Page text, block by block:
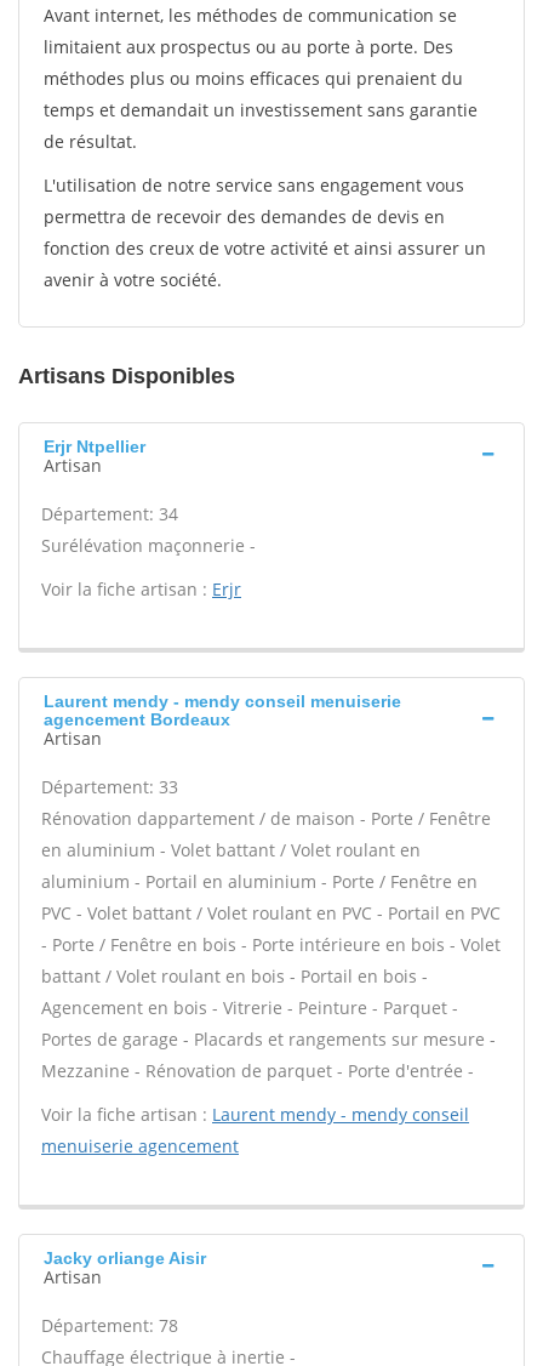
Avant internet, les méthodes de communication se
limitaient aux prospectus ou au porte à porte. Des
méthodes plus ou moins efficaces qui prenaient du
temps et demandait un investissement sans garantie
de résultat.
L'utilisation de notre service sans engagement vous
permettra de recevoir des demandes de devis en
fonction des creux de votre activité et ainsi assurer un
avenir à votre société.
Artisans Disponibles
Erjr Ntpellier
Artisan
Département: 34
Surélévation maçonnerie -
Voir la fiche artisan : Erjr
Laurent mendy - mendy conseil menuiserie
agencement Bordeaux
Artisan
Département: 33
Rénovation dappartement / de maison - Porte / Fenêtre
en aluminium - Volet battant / Volet roulant en
aluminium - Portail en aluminium - Porte / Fenêtre en
PVC - Volet battant / Volet roulant en PVC - Portail en PVC
- Porte / Fenêtre en bois - Porte intérieure en bois - Volet
battant / Volet roulant en bois - Portail en bois -
Agencement en bois - Vitrerie - Peinture - Parquet -
Portes de garage - Placards et rangements sur mesure -
Mezzanine - Rénovation de parquet - Porte d'entrée -
Voir la fiche artisan : Laurent mendy - mendy conseil
menuiserie agencement
Jacky orliange Aisir
Artisan
Département: 78
Chauffage électrique à inertie -